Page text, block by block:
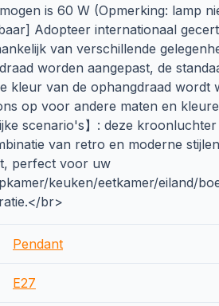
is 60 W (Opmerking: lamp
Adopteer internationaal
van verschillende
worden aangepast, de
kleur van de ophangdraad wordt
op voor andere maten en
scenario's】: deze
van retro en moderne
perfect voor uw
keuken/eetkamer/eiland/
br>
Pendant
E27